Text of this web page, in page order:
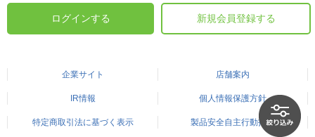
ログインする 新規会員登録する
企業サイト 店舗案内
IR情報 個人情報保護方針
特定商取引法に基づく表示 製品安全自主行動指針